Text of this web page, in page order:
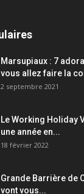
Marsupiaux : 7
vous allez faire la
2 septembre 2021
Le Working Holiday
une année en...
18 février 2022
Grande Barrière de
vont vous...